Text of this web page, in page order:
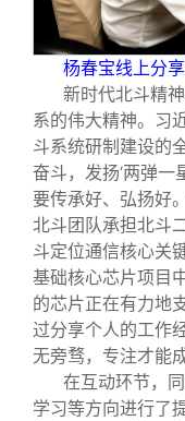
杨春宝线上分享
新时代北斗精
系的伟大精神。习
斗系统研制建设的
奋斗，发扬‘两弹一
要传承好、弘扬好。
北斗团队承担北斗
斗定位通信核心关
基础核心芯片项目
的芯片正在有力地
过分享个人的工作
无旁骛，专注才能成
在互动环节，
学习等方向进行了